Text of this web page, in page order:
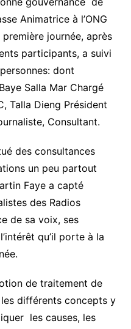
Animatrice à l’ONG
première journée, après
participants, a suivi
dont
Salla Mar Chargé
Talla Dieng Président
Consultant.
des consultances
un peu partout
Faye a capté
des Radios
de sa voix, ses
qu’il porte à la
de traitement de
différents concepts y
les causes, les